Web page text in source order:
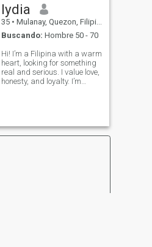
lydia
35 • Mulanay, Quezon, Filipinas
Buscando: Hombre 50 - 70
Hi! I’m a Filipina with a warm
heart, looking for something
real and serious. I value love,
honesty, and loyalty. I’m
real connection, let